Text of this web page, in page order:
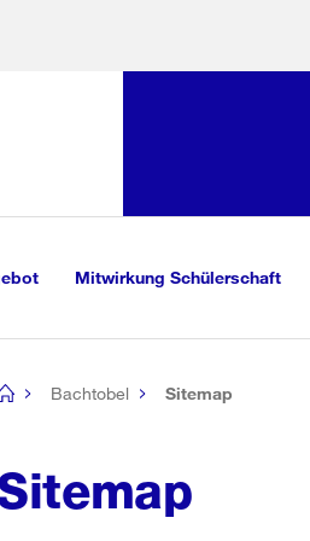
Mitwirkung Schülerschaft
Bachtobel Sitemap